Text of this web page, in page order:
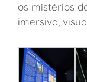
os mistérios
imersiva,